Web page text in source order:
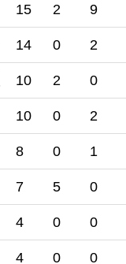
15 2 9
14 0 2
10 2 0
10 0 2
8 0 1
7 5 0
4 0 0
4 0 0